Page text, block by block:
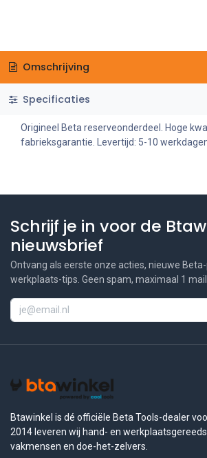
Omschrijving
Specificaties
Origineel Beta reserveonderdeel. Hoge
fabrieksgarantie. Levertijd: 5-10
Schrijf je in voor de
nieuwsbrief
Ontvang als eerste onze acties, nieuwe
werkplaats-tips. Geen spam, maximaal 1 mail
Btawinkel is dé officiële Beta Tools-dealer
2014 leveren wij hand- en
vakmensen en doe-het-zelvers.